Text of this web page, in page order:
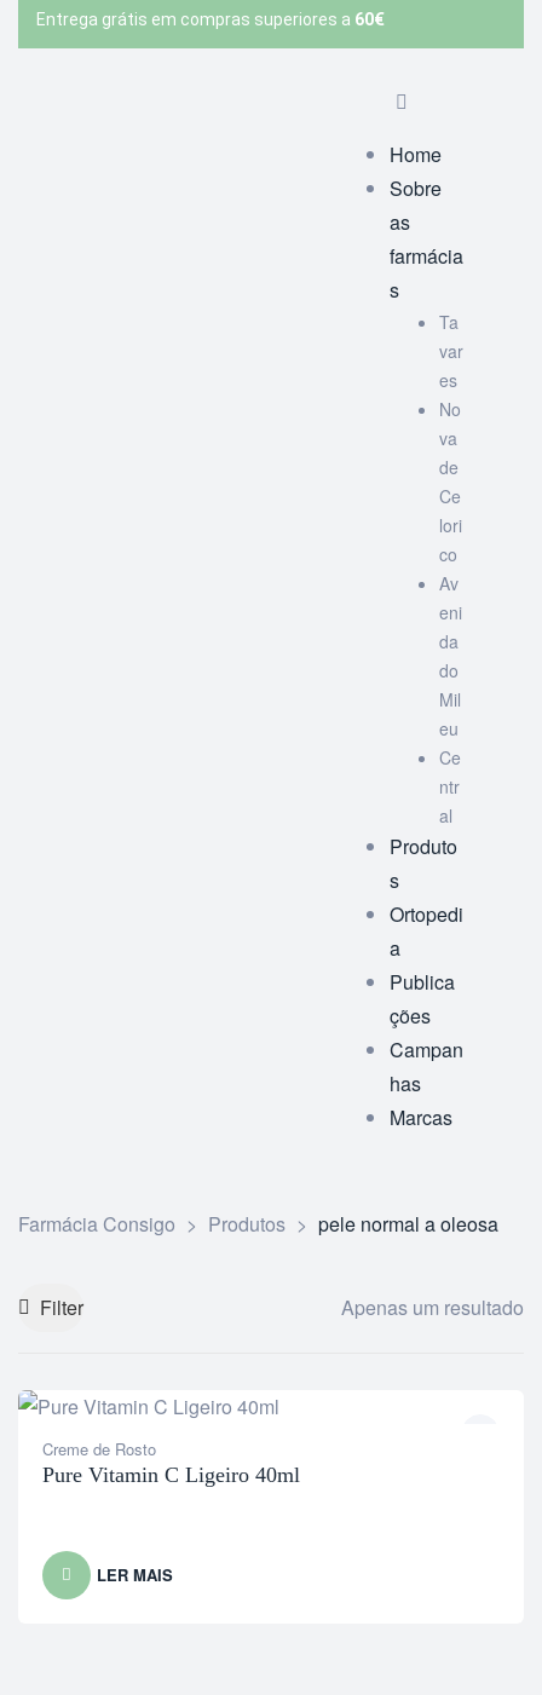
Entrega grátis em compras superiores a 60€
Home
Sobre
as
farmácia
s
Ta
var
es
No
va
de
Ce
lori
co
Av
eni
da
do
Mil
eu
Ce
ntr
al
Produto
s
Ortopedi
a
Publica
ções
Campan
has
Marcas
Farmácia Consigo > Produtos > pele normal a oleosa
Filter Apenas um resultado
Creme de Rosto
Pure Vitamin C Ligeiro 40ml
LER MAIS